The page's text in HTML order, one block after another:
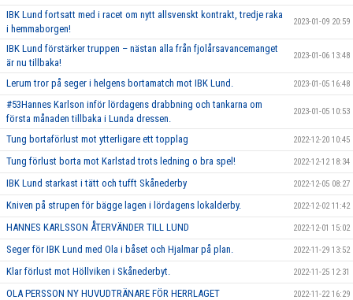
IBK Lund fortsatt med i racet om nytt allsvenskt kontrakt, tredje raka
i hemmaborgen!
2023-01-09 20:59
IBK Lund förstärker truppen – nästan alla från fjolårsavancemanget
är nu tillbaka!
2023-01-06 13:48
Lerum tror på seger i helgens bortamatch mot IBK Lund. 2023-01-05 16:48
#53Hannes Karlson inför lördagens drabbning och tankarna om
första månaden tillbaka i Lunda dressen.
2023-01-05 10:53
Tung bortaförlust mot ytterligare ett topplag 2022-12-20 10:45
Tung förlust borta mot Karlstad trots ledning o bra spel! 2022-12-12 18:34
IBK Lund starkast i tätt och tufft Skånederby 2022-12-05 08:27
Kniven på strupen för bägge lagen i lördagens lokalderby. 2022-12-02 11:42
HANNES KARLSSON ÅTERVÄNDER TILL LUND 2022-12-01 15:02
Seger för IBK Lund med Ola i båset och Hjalmar på plan. 2022-11-29 13:52
Klar förlust mot Höllviken i Skånederbyt. 2022-11-25 12:31
OLA PERSSON NY HUVUDTRÄNARE FÖR HERRLAGET 2022-11-22 16:29